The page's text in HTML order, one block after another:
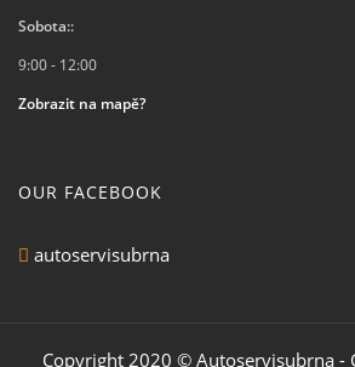
Sobota::
9:00 - 12:00
Zobrazit na mapě?
OUR FACEBOOK
autoservisubrna
Copyright 2020 © Autoservisubrna -